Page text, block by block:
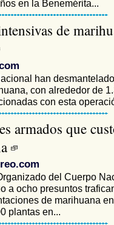
en la Benemérita...
de
han
con alrededor de
con esta
armados que
del Cuerpo
a ocho presuntos
de marihuana
plantas en...